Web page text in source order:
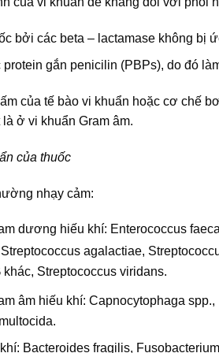
bởi các beta – lactamase không bị
protein gắn penicilin (PBPs), do đó
của tế bào vi khuẩn hoặc cơ chế
là ở vi khuẩn Gram âm.
của thuốc
nhạy cảm:
dương hiếu khí: Enterococcus
agalactiae,
khác, Streptococcus viridans.
âm hiếu khí: Capnocytophaga
Bacteroides fragilis,